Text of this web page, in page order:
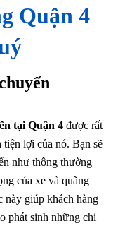
Quận 4
tại Quận 4 được rất
lợi của nó. Bạn sẽ
như thông thường
của xe và quãng
này giúp khách hàng
phát sinh những chi